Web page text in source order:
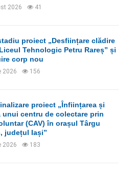
2026 41
proiect „Desființare clădire
Tehnologic Petru Rareș” și
corp nou
2026 156
proiect „Înființarea și
unui centru de colectare prin
(CAV) în orașul Târgu
județul Iași”
2026 183